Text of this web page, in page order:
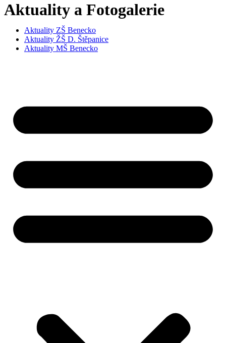
Aktuality a Fotogalerie
Aktuality ZŠ Benecko
Aktuality ŽŠ D. Štěpanice
Aktuality MŠ Benecko